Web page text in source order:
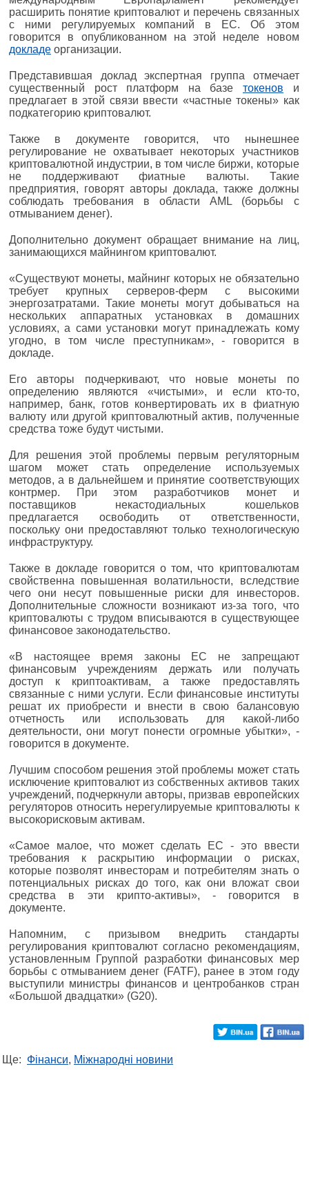
расширить понятие криптовалют и перечень связанных
с ними регулируемых компаний в ЕС. Об этом
говорится в опубликованном на этой неделе новом
докладе организации.
Представившая доклад экспертная группа отмечает
существенный рост платформ на базе токенов и
предлагает в этой связи ввести «частные токены» как
подкатегорию криптовалют.
Также в документе говорится, что нынешнее
регулирование не охватывает некоторых участников
криптовалютной индустрии, в том числе биржи, которые
не поддерживают фиатные валюты. Такие
предприятия, говорят авторы доклада, также должны
соблюдать требования в области AML (борьбы с
отмыванием денег).
Дополнительно документ обращает внимание на лиц,
занимающихся майнингом криптовалют.
«Существуют монеты, майнинг которых не обязательно
требует крупных серверов-ферм с высокими
энергозатратами. Такие монеты могут добываться на
нескольких аппаратных установках в домашних
условиях, а сами установки могут принадлежать кому
угодно, в том числе преступникам», - говорится в
докладе.
Его авторы подчеркивают, что новые монеты по
определению являются «чистыми», и если кто-то,
например, банк, готов конвертировать их в фиатную
валюту или другой криптовалютный актив, полученные
средства тоже будут чистыми.
Для решения этой проблемы первым регуляторным
шагом может стать определение используемых
методов, а в дальнейшем и принятие соответствующих
контрмер. При этом разработчиков монет и
поставщиков некастодиальных кошельков
предлагается освободить от ответственности,
поскольку они предоставляют только технологическую
инфраструктуру.
Также в докладе говорится о том, что криптовалютам
свойственна повышенная волатильности, вследствие
чего они несут повышенные риски для инвесторов.
Дополнительные сложности возникают из-за того, что
криптовалюты с трудом вписываются в существующее
финансовое законодательство.
«В настоящее время законы ЕС не запрещают
финансовым учреждениям держать или получать
доступ к криптоактивам, а также предоставлять
связанные с ними услуги. Если финансовые институты
решат их приобрести и внести в свою балансовую
отчетность или использовать для какой-либо
деятельности, они могут понести огромные убытки», -
говорится в документе.
Лучшим способом решения этой проблемы может стать
исключение криптовалют из собственных активов таких
учреждений, подчеркнули авторы, призвав европейских
регуляторов относить нерегулируемые криптовалюты к
высокорисковым активам.
«Самое малое, что может сделать ЕС - это ввести
требования к раскрытию информации о рисках,
которые позволят инвесторам и потребителям знать о
потенциальных рисках до того, как они вложат свои
средства в эти крипто-активы», - говорится в
документе.
Напомним, с призывом внедрить стандарты
регулирования криптовалют согласно рекомендациям,
установленным Группой разработки финансовых мер
борьбы с отмыванием денег (FATF), ранее в этом году
выступили министры финансов и центробанков стран
«Большой двадцатки» (G20).
Ще: Фінанси, Міжнародні новини